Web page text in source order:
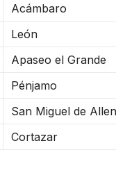
Acámbaro
León
Apaseo el Grande
Pénjamo
San Miguel de
Cortazar